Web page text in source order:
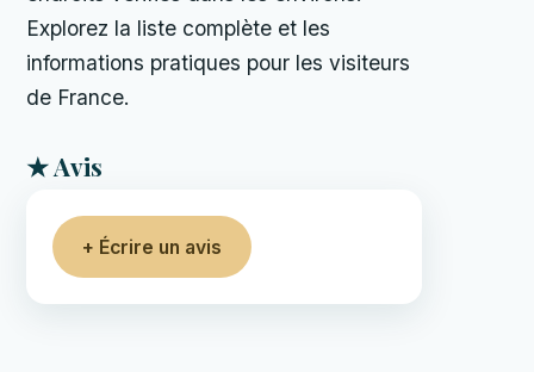
Explorez la liste complète et les
informations pratiques pour les visiteurs
de France.
★ Avis
+ Écrire un avis